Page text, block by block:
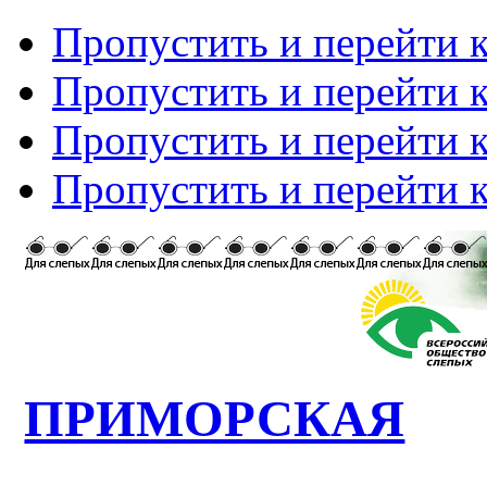
Пропустить и перейти
Пропустить и перейти
Пропустить и перейти
Пропустить и перейти
ПРИМОРСКАЯ